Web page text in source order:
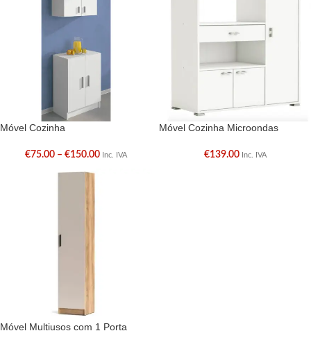
Móvel Cozinha
€75.00 – €150.00 Inc. IVA
Móvel Cozinha Microondas
€139.00 Inc. IVA
Móvel Multiusos com 1 Porta